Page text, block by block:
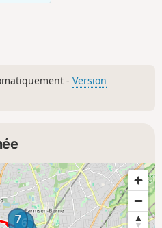
-Version
6
7